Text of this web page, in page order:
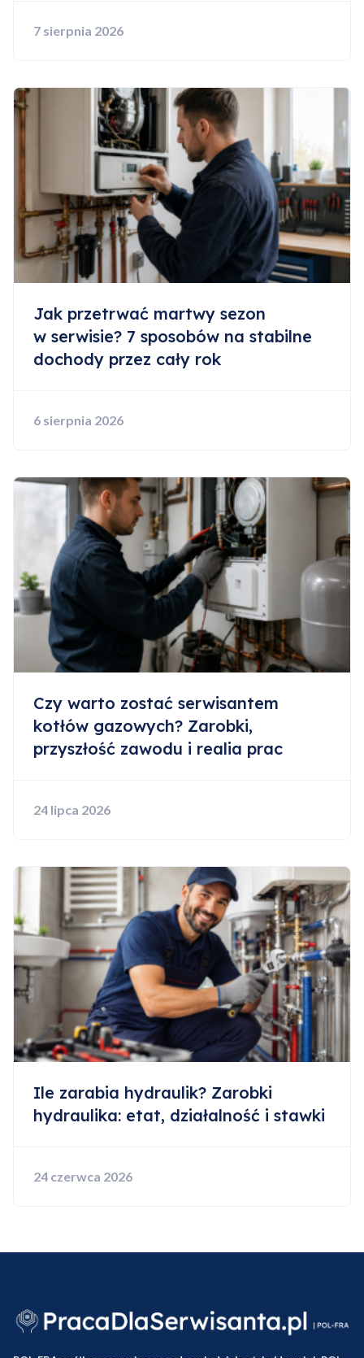
7 sierpnia 2026
Jak przetrwać martwy sezon
w serwisie? 7 sposobów na stabilne
dochody przez cały rok
6 sierpnia 2026
Czy warto zostać serwisantem
kotłów gazowych? Zarobki,
przyszłość zawodu i realia prac
24 lipca 2026
Ile zarabia hydraulik? Zarobki
hydraulika: etat, działalność i stawki
24 czerwca 2026